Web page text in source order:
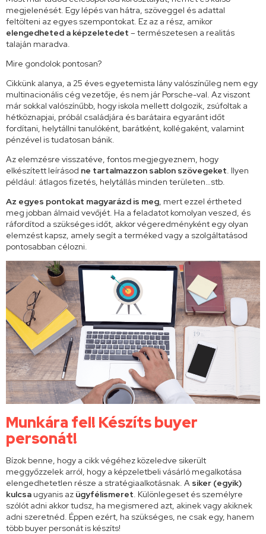
megjelenését. Egy lépés van hátra, szöveggel és adattal
feltölteni az egyes szempontokat. Ez az a rész, amikor
elengedheted a képzeletedet – természetesen a realitás
talaján maradva.
Mire gondolok pontosan?
Cikkünk alanya, a 25 éves egyetemista lány valószínűleg nem egy
multinacionális cég vezetője, és nem jár Porsche-val. Az viszont
már sokkal valószínűbb, hogy iskola mellett dolgozik, zsúfoltak a
hétköznapjai, próbál családjára és barátaira egyaránt időt
fordítani, helytállni tanulóként, barátként, kollégaként, valamint
pénzével is tudatosan bánik.
Az elemzésre visszatéve, fontos megjegyeznem, hogy
elkészített leírásod ne tartalmazzon sablon szövegeket. Ilyen
például: átlagos fizetés, helytállás minden területen…stb.
Az egyes pontokat magyarázd is meg, mert ezzel értheted
meg jobban álmaid vevőjét. Ha a feladatot komolyan veszed, és
ráfordítod a szükséges időt, akkor végeredményként egy olyan
elemzést kapsz, amely segít a terméked vagy a szolgáltatásod
pontosabban célozni.
Munkára fel! Készíts buyer
personát!
Bízok benne, hogy a cikk végéhez közeledve sikerült
meggyőzzelek arról, hogy a képzeletbeli vásárló megalkotása
elengedhetetlen része a stratégiaalkotásnak. A siker (egyik)
kulcsa ugyanis az ügyfélismeret. Különlegeset és személyre
szólót adni akkor tudsz, ha megismered azt, akinek vagy akiknek
adni szeretnéd. Éppen ezért, ha szükséges, ne csak egy, hanem
több buyer personát is készíts!